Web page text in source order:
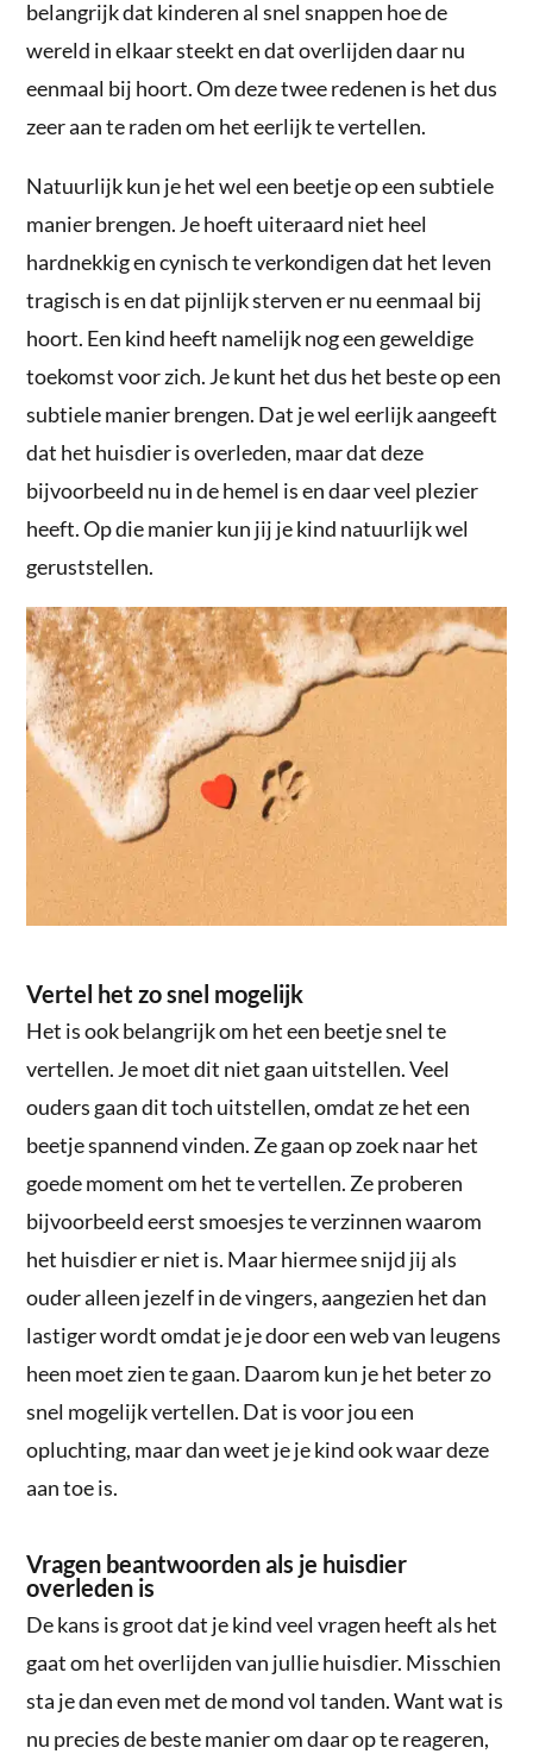
belangrijk dat kinderen al snel snappen hoe de
wereld in elkaar steekt en dat overlijden daar nu
eenmaal bij hoort. Om deze twee redenen is het dus
zeer aan te raden om het eerlijk te vertellen.
Natuurlijk kun je het wel een beetje op een subtiele
manier brengen. Je hoeft uiteraard niet heel
hardnekkig en cynisch te verkondigen dat het leven
tragisch is en dat pijnlijk sterven er nu eenmaal bij
hoort. Een kind heeft namelijk nog een geweldige
toekomst voor zich. Je kunt het dus het beste op een
subtiele manier brengen. Dat je wel eerlijk aangeeft
dat het huisdier is overleden, maar dat deze
bijvoorbeeld nu in de hemel is en daar veel plezier
heeft. Op die manier kun jij je kind natuurlijk wel
geruststellen.
Vertel het zo snel mogelijk
Het is ook belangrijk om het een beetje snel te
vertellen. Je moet dit niet gaan uitstellen. Veel
ouders gaan dit toch uitstellen, omdat ze het een
beetje spannend vinden. Ze gaan op zoek naar het
goede moment om het te vertellen. Ze proberen
bijvoorbeeld eerst smoesjes te verzinnen waarom
het huisdier er niet is. Maar hiermee snijd jij als
ouder alleen jezelf in de vingers, aangezien het dan
lastiger wordt omdat je je door een web van leugens
heen moet zien te gaan. Daarom kun je het beter zo
snel mogelijk vertellen. Dat is voor jou een
opluchting, maar dan weet je je kind ook waar deze
aan toe is.
Vragen beantwoorden als je huisdier
overleden is
De kans is groot dat je kind veel vragen heeft als het
gaat om het overlijden van jullie huisdier. Misschien
sta je dan even met de mond vol tanden. Want wat is
nu precies de beste manier om daar op te reageren,